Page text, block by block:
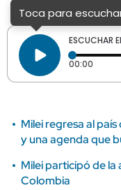
Toca para
ESCUCHAR
00:00
Milei regresa al
y una agenda que
Milei participó de la
Colombia